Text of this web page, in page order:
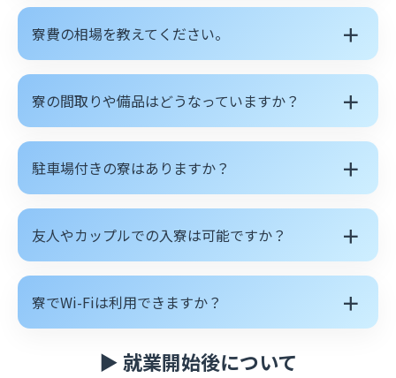
寮費の相場を教えてください。 ＋
寮の間取りや備品はどうなっていますか？ ＋
駐車場付きの寮はありますか？ ＋
友人やカップルでの入寮は可能ですか？ ＋
寮でWi-Fiは利用できますか？ ＋
▶ 就業開始後について